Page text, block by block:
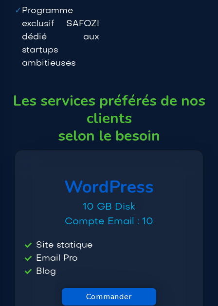
✓ Programme
exclusif SAFOZI
dédié aux
startups
ambitieuses
Les services préférés de nos
clients
selon le besoin
WordPress
10 GB Disk
Compte Email : 10
Site statique
Email Pro
Blog
Commander